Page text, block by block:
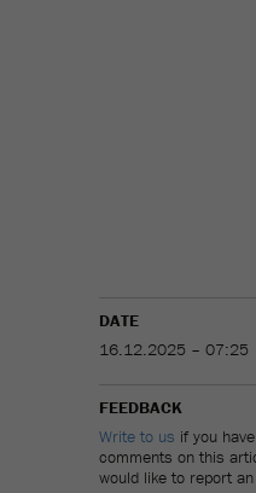
DATE
16.12.2025 – 07:25
FEEDBACK
Write to us if you
comments on this
would like to report an